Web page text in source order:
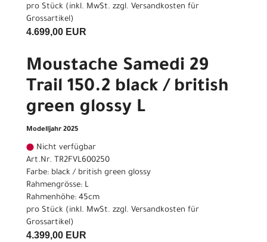
pro Stück (inkl. MwSt. zzgl. Versandkosten für
Grossartikel)
4.699,00 EUR
Moustache Samedi 29
Trail 150.2 black / british
green glossy L
Modelljahr 2025
Nicht verfügbar
Art.Nr. TR2FVL600250
Farbe: black / british green glossy
Rahmengrösse: L
Rahmenhöhe: 45cm
pro Stück (inkl. MwSt. zzgl. Versandkosten für
Grossartikel)
4.399,00 EUR